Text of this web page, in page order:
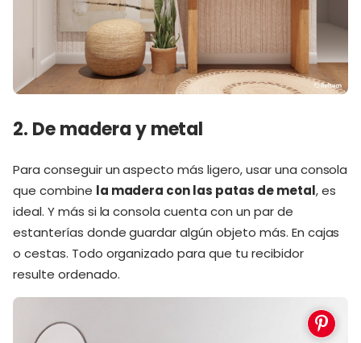
2. De madera y metal
Para conseguir un aspecto más ligero, usar una consola
que combine la madera con las patas de metal, es
ideal. Y más si la consola cuenta con un par de
estanterías donde guardar algún objeto más. En cajas
o cestas. Todo organizado para que tu recibidor
resulte ordenado.